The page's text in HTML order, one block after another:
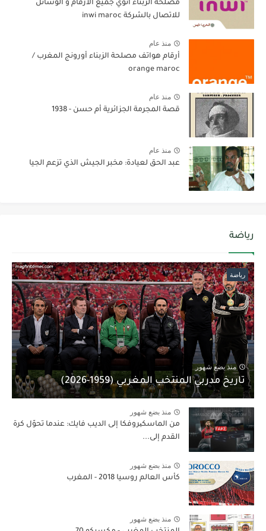
مصلحة الزبناء انوي جميع الارقام و الوسائل
للاتصال بالشركة inwi maroc
منذ عام
أرقام هواتف مصلحة الزبناء أورونج المغرب /
orange maroc
منذ عام
قصة المجرمة الجزائرية أم حسن - 1938
منذ عام
عبد الحق لعيادة: مخبر الجيش الذي تزعم الجيا
رياضة
رياضة
منذ بضع شهور
تاريخ مدربي المنتخب المغربي (1959-2026)
منذ بضع شهور
من الماسكیروفكا إلى الديب فايك: عندما تحوّل كرة
القدم إلى...
منذ بضع شهور
كأس العالم روسيا 2018 - المغرب
منذ بضع شهور